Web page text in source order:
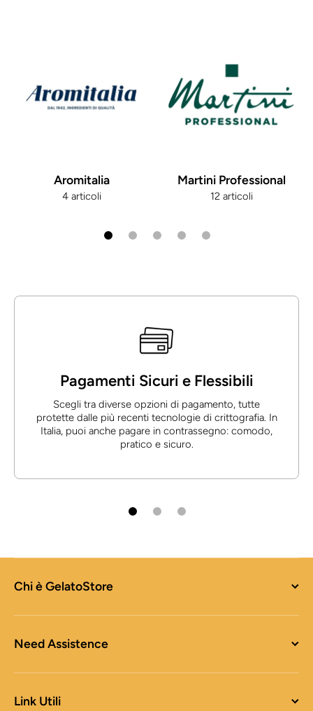
Aromitalia
4 articoli
Martini Professional
12 articoli
Pagamenti Sicuri e Flessibili
Scegli tra diverse opzioni di pagamento, tutte
protette dalle più recenti tecnologie di crittografia. In
Italia, puoi anche pagare in contrassegno: comodo,
pratico e sicuro.
Chi è GelatoStore
Need Assistence
Link Utili